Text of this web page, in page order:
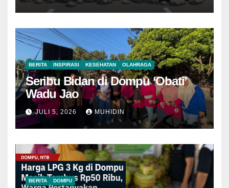
BERITA INSPIRASI KESEHATAN OLAHRAGA
Seribu Bidan di Dompu ‘Obati’
Wadu Jao
JULI 5, 2026 MUHIDIN
BERITA DOMPU